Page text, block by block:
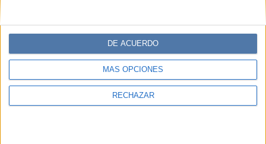
MÁS OPCIONES
RECHAZAR
DE ACUERDO